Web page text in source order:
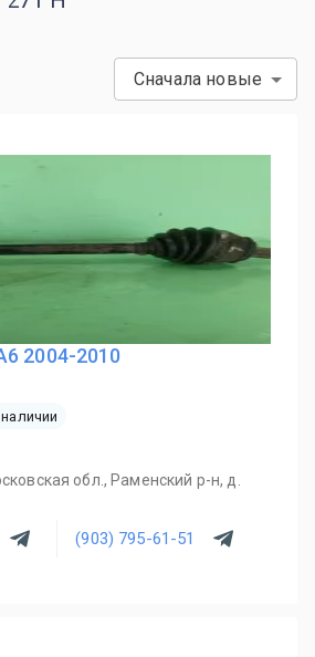
Сначала новые
2004-2010
обл., Раменский р-н, д.
(903) 795-61-51